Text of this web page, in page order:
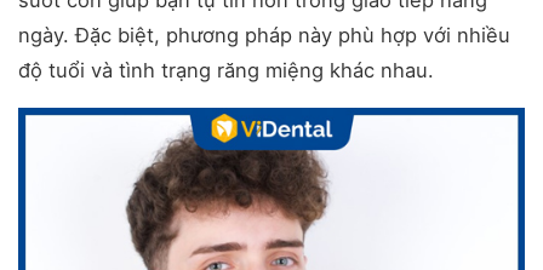
ngày. Đặc biệt, phương pháp này phù hợp với nhiều
độ tuổi và tình trạng răng miệng khác nhau.